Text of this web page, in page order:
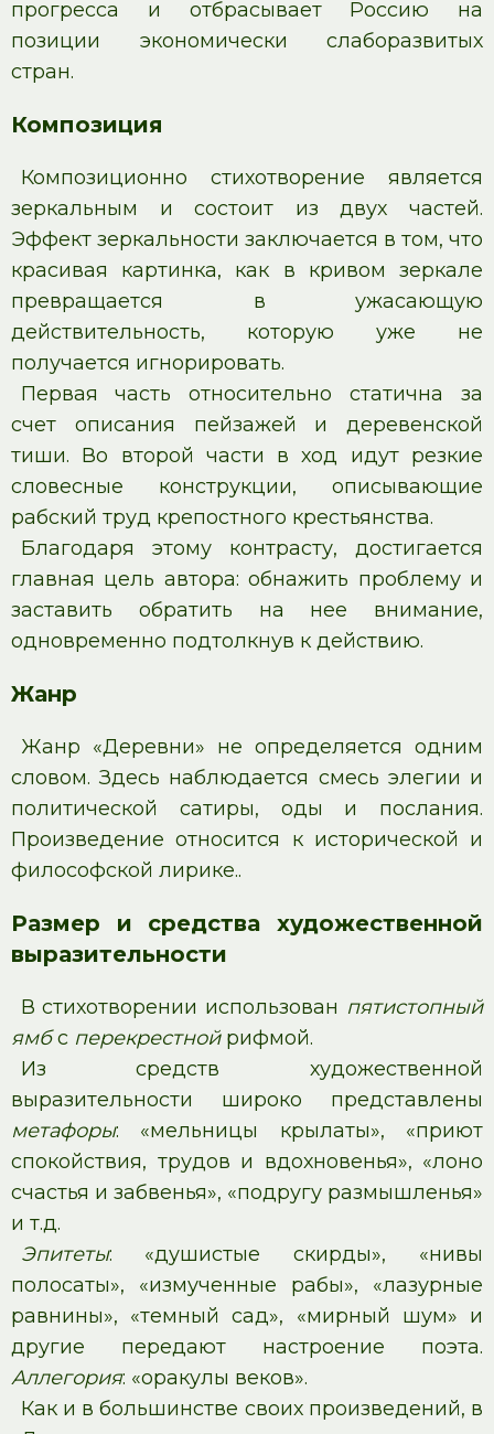
прогресса и отбрасывает Россию на
позиции экономически слаборазвитых
стран.
Композиция
Композиционно стихотворение является
зеркальным и состоит из двух частей.
Эффект зеркальности заключается в том, что
красивая картинка, как в кривом зеркале
превращается в ужасающую
действительность, которую уже не
получается игнорировать.
Первая часть относительно статична за
счет описания пейзажей и деревенской
тиши. Во второй части в ход идут резкие
словесные конструкции, описывающие
рабский труд крепостного крестьянства.
Благодаря этому контрасту, достигается
главная цель автора: обнажить проблему и
заставить обратить на нее внимание,
одновременно подтолкнув к действию.
Жанр
Жанр «Деревни» не определяется одним
словом. Здесь наблюдается смесь элегии и
политической сатиры, оды и послания.
Произведение относится к исторической и
философской лирике..
Размер и средства художественной
выразительности
В стихотворении использован пятистопный
ямбс перекрестнойрифмой.
Из средств художественной
выразительности широко представлены
метафоры: «мельницы крылаты», «приют
спокойствия, трудов и вдохновенья», «лоно
счастья и забвенья», «подругу размышленья»
и т.д.
Эпитеты: «душистые скирды», «нивы
полосаты», «измученные рабы», «лазурные
равнины», «темный сад», «мирный шум» и
другие передают настроение поэта.
Аллегория: «оракулы веков».
Как и в большинстве своих произведений, в